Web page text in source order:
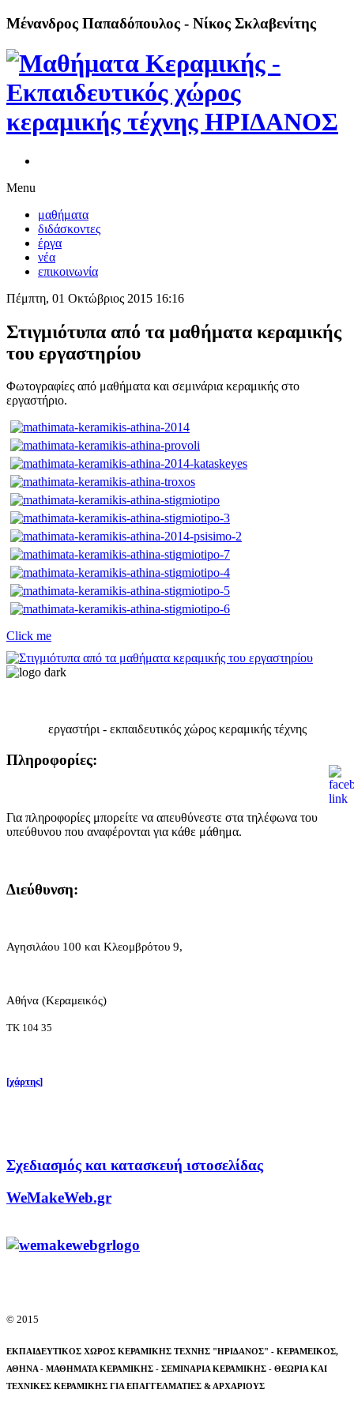
Μένανδρος Παπαδόπουλος - Νίκος Σκλαβενίτης
Menu
μαθήματα
διδάσκοντες
έργα
νέα
επικοινωνία
Πέμπτη, 01 Οκτώβριος 2015 16:16
Στιγμιότυπα από τα μαθήματα κεραμικής
του εργαστηρίου
Φωτογραφίες από μαθήματα και σεμινάρια κεραμικής στο
εργαστήριο.
Click me
εργαστήρι - εκπαιδευτικός χώρος κεραμικής τέχνης
Πληροφορίες:
Για πληροφορίες μπορείτε να απευθύνεστε στα τηλέφωνα του
υπεύθυνου που αναφέρονται για κάθε μάθημα.
Διεύθυνση:
Αγησιλάου 100 και Κλεομβρότου 9,
Αθήνα (Κεραμεικός)
ΤΚ 104 35
[χάρτης]
Σχεδιασμός και κατασκευή ιστοσελίδας
WeMakeWeb.gr
© 2015
ΕΚΠΑΙΔΕΥΤΙΚΟΣ ΧΩΡΟΣ ΚΕΡΑΜΙΚΗΣ ΤΕΧΝΗΣ "ΗΡΙΔΑΝΟΣ" - ΚΕΡΑΜΕΙΚΟΣ,
ΑΘΗΝΑ - ΜΑΘΗΜΑΤΑ ΚΕΡΑΜΙΚΗΣ - ΣΕΜΙΝΑΡΙΑ ΚΕΡΑΜΙΚΗΣ - ΘΕΩΡΙΑ ΚΑΙ
ΤΕΧΝΙΚΕΣ ΚΕΡΑΜΙΚΗΣ ΓΙΑ ΕΠΑΓΓΕΛΜΑΤΙΕΣ & ΑΡΧΑΡΙΟΥΣ